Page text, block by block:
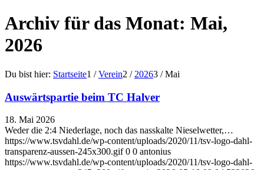
Archiv für das Monat: Mai,
2026
Du bist hier: Startseite1 / Verein2 / 20263 / Mai
Auswärtspartie beim TC Halver
18. Mai 2026
Weder die 2:4 Niederlage, noch das nasskalte Nieselwetter,…
https://www.tsvdahl.de/wp-content/uploads/2020/11/tsv-logo-dahl-
transparenz-aussen-245x300.gif 0 0 antonius
https://www.tsvdahl.de/wp-content/uploads/2020/11/tsv-logo-dahl-